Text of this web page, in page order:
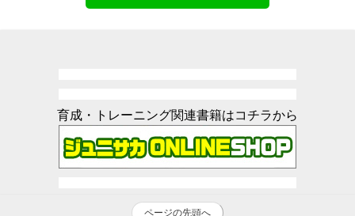
育成・トレーニング関連書籍はコチラから
ページの先頭へ